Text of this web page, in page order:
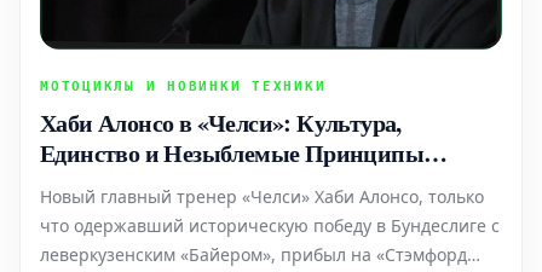
МОТОЦИКЛЫ И НОВИНКИ ТЕХНИКИ
Хаби Алонсо в «Челси»: Культура,
Единство и Незыблемые Принципы
Командного Духа
Новый главный тренер «Челси» Хаби Алонсо, только
что одержавший историческую победу в Бундеслиге с
леверкузенским «Байером», прибыл на «Стэмфорд